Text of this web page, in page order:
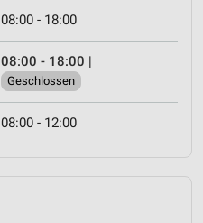
08:00 - 18:00
08:00 - 18:00 |
Geschlossen
08:00 - 12:00